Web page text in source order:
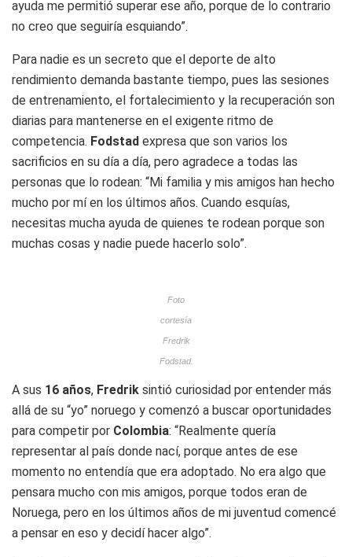
ayuda me permitió superar ese año, porque de lo contrario
no creo que seguiría esquiando”.
Para nadie es un secreto que el deporte de alto
rendimiento demanda bastante tiempo, pues las sesiones
de entrenamiento, el fortalecimiento y la recuperación son
diarias para mantenerse en el exigente ritmo de
competencia. Fodstad expresa que son varios los
sacrificios en su día a día, pero agradece a todas las
personas que lo rodean: “Mi familia y mis amigos han hecho
mucho por mí en los últimos años. Cuando esquías,
necesitas mucha ayuda de quienes te rodean porque son
muchas cosas y nadie puede hacerlo solo”.
Foto
cortesía
Fredrik
Fodstad.
A sus 16 años, Fredrik sintió curiosidad por entender más
allá de su “yo” noruego y comenzó a buscar oportunidades
para competir por Colombia: “Realmente quería
representar al país donde nací, porque antes de ese
momento no entendía que era adoptado. No era algo que
pensara mucho con mis amigos, porque todos eran de
Noruega, pero en los últimos años de mi juventud comencé
a pensar en eso y decidí hacer algo”.